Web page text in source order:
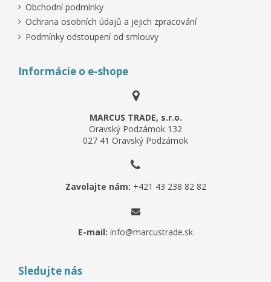
Obchodní podmínky
Ochrana osobních údajů a jejich zpracování
Podmínky odstoupení od smlouvy
Informácie o e-shope
MARCUS TRADE, s.r.o.
Oravský Podzámok 132
027 41 Oravský Podzámok
Zavolajte nám: +421 43 238 82 82
E-mail: info@marcustrade.sk
Sledujte nás